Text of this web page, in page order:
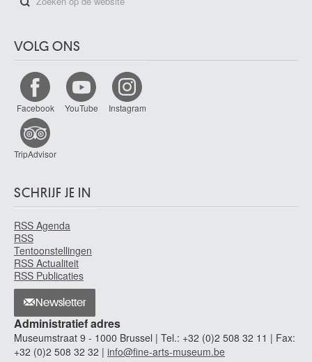
VOLG ONS
Facebook YouTube Instagram
TripAdvisor
SCHRIJF JE IN
RSS Agenda
RSS
Tentoonstellingen
RSS Actualiteit
RSS Publicaties
Newsletter
Administratief adres
Museumstraat 9 - 1000 Brussel | Tel.: +32 (0)2 508 32 11 | Fax:
+32 (0)2 508 32 32 | info@fine-arts-museum.be